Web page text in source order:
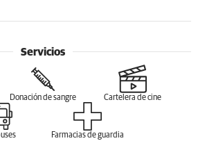
Servicios
Donación de sangre Cartelera de cine
Farmacias de guardia